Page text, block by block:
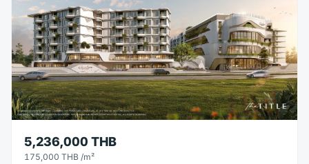
5,236,000 THB
175,000 THB /m²